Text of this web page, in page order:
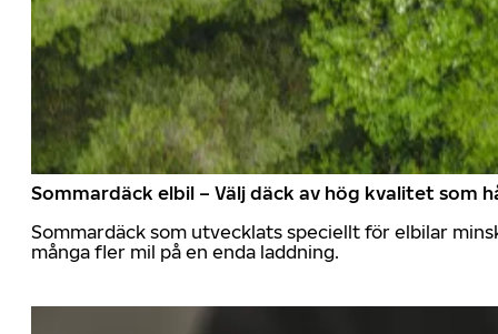
Sommardäck elbil – Välj däck av hög kvalitet som
Sommardäck som utvecklats speciellt för elbilar
många fler mil på en enda laddning.